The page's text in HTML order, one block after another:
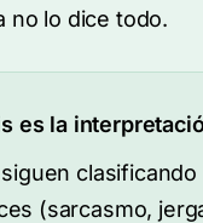
no lo dice todo.
es la
clasificando
(sarcasmo,